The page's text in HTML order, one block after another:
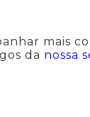
mais
da nossa